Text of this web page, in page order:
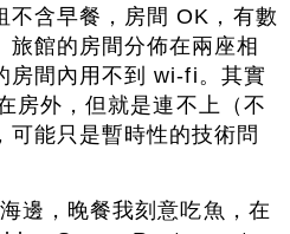
不含早餐，房間 OK，有數
旅館的房間分佈在兩座相
房間內用不到 wi-fi。其實
房外，但就是連不上（不
可能只是暫時性的技術問
邊，晚餐我刻意吃魚，在